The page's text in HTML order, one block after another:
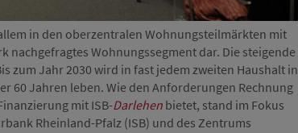
in den oberzentralen Wohnungsteilmärkten mit
Wohnungssegment dar. Die steigende
zum Jahr 2030 wird in fast jedem zweiten Haushalt in
60 Jahren leben. Wie den Anforderungen Rechnung
mit ISB-Darlehen bietet, stand im Fokus
Rheinland-Pfalz (ISB) und des Zentrums